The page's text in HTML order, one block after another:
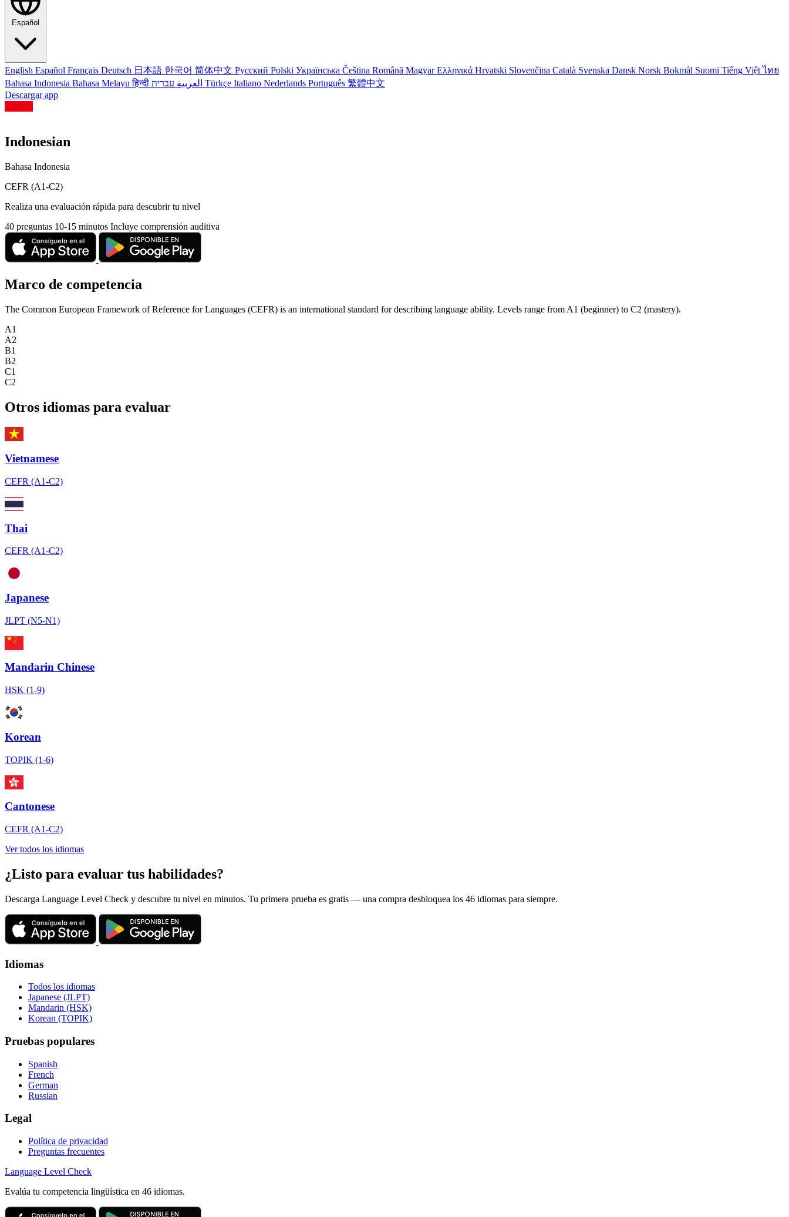
Español
English Español Français Deutsch 日本語 한국어 简体中文 Русский Polski Українська Čeština Română MagyarΕλληνικά Hrvatski Slovenčina Català Svenska Dansk Norsk Bokmål Suomi Tiếng Việtไทย
Bahasa Indonesia Bahasa Melayuहिन्दी العربية Türkçe Italiano Nederlands Português 繁體中文
Descargar app
Indonesian
Bahasa Indonesia
CEFR (A1-C2)
Realiza una evaluación rápida para descubrir tu nivel
40 preguntas 10-15 minutos Incluye comprensión auditiva
Marco de competencia
The Common European Framework of Reference for Languages (CEFR) is an international standard for describing language ability. Levels range from A1 (beginner) to C2 (mastery).
A1
A2
B1
B2
C1
C2
Otros idiomas para evaluar
Vietnamese
CEFR (A1-C2)
Thai
CEFR (A1-C2)
Japanese
JLPT (N5-N1)
Mandarin Chinese
HSK (1-9)
Korean
TOPIK (1-6)
Cantonese
CEFR (A1-C2)
Ver todos los idiomas
¿Listo para evaluar tus habilidades?
Descarga Language Level Check y descubre tu nivel en minutos. Tu primera prueba es gratis — una compra desbloquea los 46 idiomas para siempre.
Idiomas
Todos los idiomas
Japanese (JLPT)
Mandarin (HSK)
Korean (TOPIK)
Pruebas populares
Spanish
French
German
Russian
Legal
Política de privacidad
Preguntas frecuentes
Language Level Check
Evalúa tu competencia lingüística en 46 idiomas.